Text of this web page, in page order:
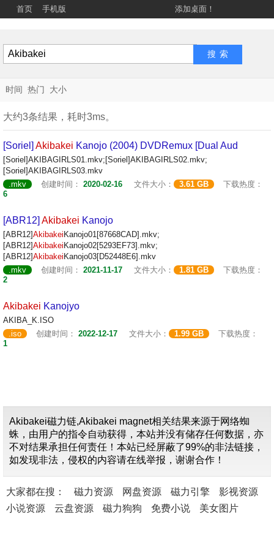
首页 手机版 添加桌面！
时间 热门 大小
大约3条结果，耗时3ms。
[Soriel] Akibakei Kanojo (2004) DVDRemux [Dual Aud
[Soriel]AKIBAGIRLS01.mkv;[Soriel]AKIBAGIRLS02.mkv;
[Soriel]AKIBAGIRLS03.mkv
.mkv
创建时间： 2020-02-16 文件大小： 3.61 GB
下载热度：
6
[ABR12] Akibakei Kanojo
[ABR12]Akibakei Kanojo01[87668CAD].mkv;
[ABR12]Akibakei Kanojo02[5293EF73].mkv;
[ABR12]Akibakei Kanojo03[D52448E6].mkv
.mkv
创建时间： 2021-11-17 文件大小： 1.81 GB
下载热度：
2
Akibakei Kanojyo
AKIBA_K.ISO
.iso
创建时间： 2022-12-17 文件大小： 1.99 GB
下载热度：
1
Akibakei磁力链,Akibakei magnet相关结果来源于网络蜘
蛛，由用户的指令自动获得，本站并没有储存任何数据，亦
不对结果承担任何责任！本站已经屏蔽了99%的非法链接，
如发现非法，侵权的内容请在线举报，谢谢合作！
大家都在搜： 磁力资源 网盘资源 磁力引擎
影视资源
小说资源
云盘资源 磁力狗狗 免费小说 美女图片